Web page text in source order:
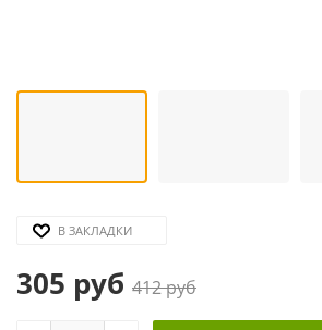
В ЗАКЛАДКИ
305 руб 412 руб